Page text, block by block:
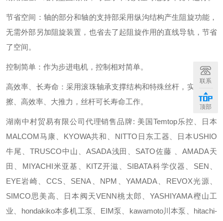
节省空间：轴的部分和轴的支持部采用纵沟结构产生阻旋功能，
无需外部另加阻旋装置，也省去了起阻旋作用的直线导轨，节省
了空间。
控制简单：作为步进电机，控制相对简单。
高效率、长寿命：采用滚珠轴承支撑结构和特殊丝杆，实现低摩
擦、高效率、大推力，丝杆可长寿命工作。
湖南中村贸易有限公司代理销售品牌: 美国Temtop乐控、日本
MALCOM马康、KYOWA共和、NITTO日东工器、日本USHIO
牛尾、TRUSCO中山、ASADA浅田、SATO佐藤 、AMADA天
田、MIYACHI米亚基、KITZ开滋、SIBATA科学仪器、SEN、
EYE岩崎、CCS、SENA、NPM、YAMADA、REVOX光源、
SIMCO思美高、日本阀天VENN桃太郎、YASHIYAMA樫山工
业、hondakiko本多机工泵、EIM泵、kawamoto川本泵、hitachi-
联系
顶部